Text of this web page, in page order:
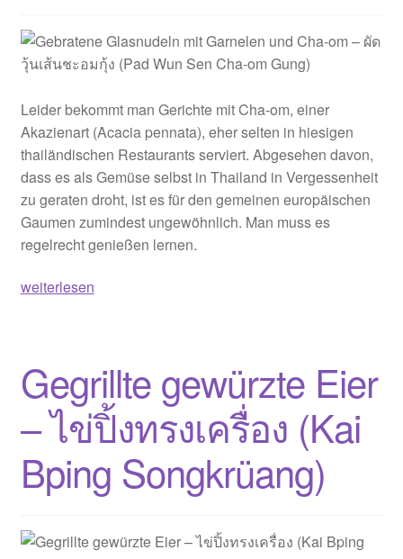
Leider bekommt man Gerichte mit Cha-om, einer
Akazienart (Acacia pennata), eher selten in hiesigen
thailändischen Restaurants serviert. Abgesehen davon,
dass es als Gemüse selbst in Thailand in Vergessenheit
zu geraten droht, ist es für den gemeinen europäischen
Gaumen zumindest ungewöhnlich. Man muss es
regelrecht genießen lernen.
Gebratene
und
Cha-
ผัด
วุ้น
ชะอม
weiterlesen
Gegrillte gewürzte Eier
– ไข่ปิ้งทรงเครื่อง (Kai
Bping Songkrüang)